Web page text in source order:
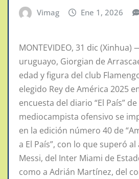
Vimag Ene 1, 2026
MONTEVIDEO, 31 dic
uruguayo, Giorgian de
edad y figura del club
elegido Rey de América 2025
encuesta del diario “El País”
mediocampista ofensivo se
en la edición número 40 de
a El País”, con lo que superó
Messi, del Inter Miami de
como a Adrián Martínez, del